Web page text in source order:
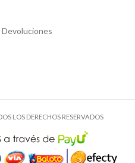
Devoluciones
LOS DERECHOS RESERVADOS